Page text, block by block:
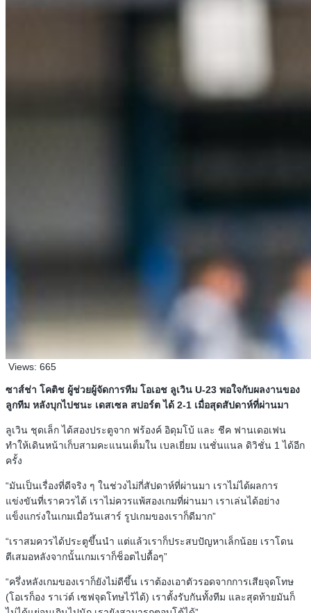
Views: 665
ซาส์ช่า โคติช ผู้ช่วยผู้จัดการทีม โอเอช ลูเวิน U-23 พอใจกับผลงานของ
ลูกทีม หลังบุกไปชนะ เดสเซล สปอร์ต ได้ 2-1 เมื่อสุดสัปดาห์ที่ผ่านมา
ลูเวิน ชุดเล็ก ได้สองประตูจาก ฟร้องค์ อิดุมโบ้ และ ชีค ฟานเดอเฟน
ทำให้เดินหน้าเก็บสามคะแนนเต็มใน เบลเยี่ยม เนชั่นแนล ดิวิชั่น 1 ได้อีก
ครั้ง
“มันเป็นเรื่องที่ดีจริง ๆ ในช่วงไม่กี่สัปดาห์ที่ผ่านมา เราไม่ได้ผลการ
แข่งขันที่เราควรได้ เราไม่ควรแพ้สองเกมที่ผ่านมา เราเล่นได้อย่าง
แข็งแกร่งในเกมเมื่อวันเสาร์ รูปเกมของเราก็ดีมาก”
“เราสมควรได้ประตูขึ้นนำ แต่แล้วเราก็ประสบปัญหาเล็กน้อย เราโดน
ตีเสมอหลังจากนั้นเกมเราก็ช็อตไปดื้อๆ”
“ครึ่งหลังเกมของเราก็ยังไม่ดีขึ้น เราต้องเอาตัวรอดจากการเสียจุดโทษ
(โอเรก็อง ราเว่ต์ เซฟจุดโทษไว้ได้) เราตั้งรับกันทั้งทีม และสุดท้ายมันก็